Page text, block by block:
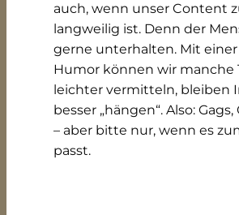
auch, wenn unser Content
langweilig ist. Denn der
gerne unterhalten. Mit einer
Humor können wir manche
leichter vermitteln, bleiben
besser „hängen“. Also: Gags,
– aber bitte nur, wenn es
passt.